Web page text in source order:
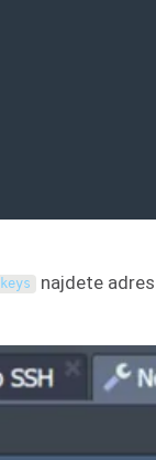
keys najdete